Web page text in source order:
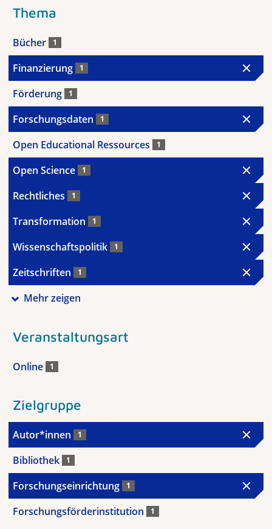
Thema
Bücher 1
Finanzierung 1
Förderung 1
Forschungsdaten 1
Open Educational Ressources 1
Open Science 1
Rechtliches 1
Transformation 1
Wissenschaftspolitik 1
Zeitschriften 1
Mehr zeigen
Veranstaltungsart
Online 1
Zielgruppe
Autor*innen 1
Bibliothek 1
Forschungseinrichtung 1
Forschungsförderinstitution 1